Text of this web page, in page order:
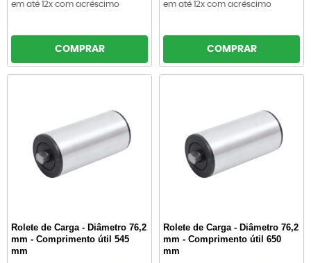
em até 12x com acréscimo
COMPRAR
em até 12x com acréscimo
COMPRAR
Rolete de Carga - Diâmetro 76,2
mm - Comprimento útil 545
mm
Rolete de Carga - Diâmetro 76,2
mm - Comprimento útil 650
mm